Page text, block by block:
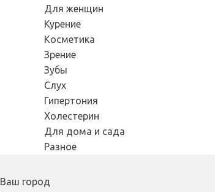
Для женщин
Курение
Косметика
Зрение
Зубы
Слух
Гипертония
Холестерин
Для дома и сада
Разное
Ваш город